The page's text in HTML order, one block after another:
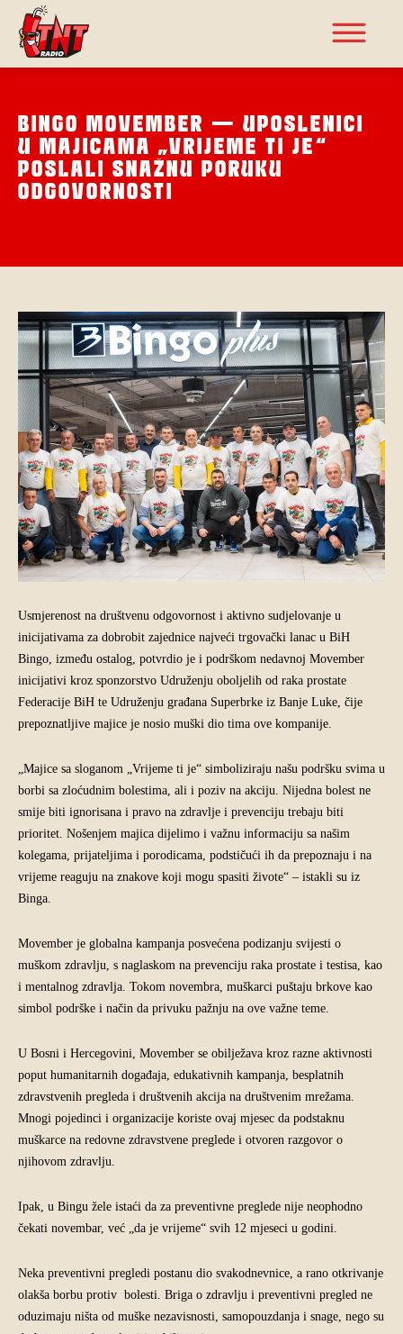
BINGO MOVEMBER – UPOSLENICI
U MAJICAMA „VRIJEME TI JE“
POSLALI SNAŽNU PORUKU
ODGOVORNOSTI
Usmjerenost na društvenu odgovornost i aktivno sudjelovanje u
inicijativama za dobrobit zajednice najveći trgovački lanac u BiH
Bingo, između ostalog, potvrdio je i podrškom nedavnoj Movember
inicijativi kroz sponzorstvo Udruženju oboljelih od raka prostate
Federacije BiH te Udruženju građana Superbrke iz Banje Luke, čije
prepoznatljive majice je nosio muški dio tima ove kompanije.
„Majice sa sloganom „Vrijeme ti je“ simboliziraju našu podršku svima u
borbi sa zloćudnim bolestima, ali i poziv na akciju. Nijedna bolest ne
smije biti ignorisana i pravo na zdravlje i prevenciju trebaju biti
prioritet. Nošenjem majica dijelimo i važnu informaciju sa našim
kolegama, prijateljima i porodicama, podstičući ih da prepoznaju i na
vrijeme reaguju na znakove koji mogu spasiti živote“ – istakli su iz
Binga.
Movember je globalna kampanja posvećena podizanju svijesti o
muškom zdravlju, s naglaskom na prevenciju raka prostate i testisa, kao
i mentalnog zdravlja. Tokom novembra, muškarci puštaju brkove kao
simbol podrške i način da privuku pažnju na ove važne teme.
U Bosni i Hercegovini, Movember se obilježava kroz razne aktivnosti
poput humanitarnih događaja, edukativnih kampanja, besplatnih
zdravstvenih pregleda i društvenih akcija na društvenim mrežama.
Mnogi pojedinci i organizacije koriste ovaj mjesec da podstaknu
muškarce na redovne zdravstvene preglede i otvoren razgovor o
njihovom zdravlju.
Ipak, u Bingu žele istaći da za preventivne preglede nije neophodno
čekati novembar, već „da je vrijeme“ svih 12 mjeseci u godini.
Neka preventivni pregledi postanu dio svakodnevnice, a rano otkrivanje
olakša borbu protiv bolesti. Briga o zdravlju i preventivni pregled ne
oduzimaju ništa od muške nezavisnosti, samopouzdanja i snage, nego su